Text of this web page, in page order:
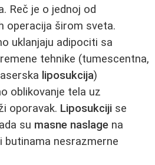
Reč je o jednoj od
operacija širom sveta.
uklanjaju adipociti sa
tehnike (tumescentna,
liposukcija)
oblikovanje tela uz
oporavak. Liposukciji se
su masne naslage na
butinama nesrazmerne